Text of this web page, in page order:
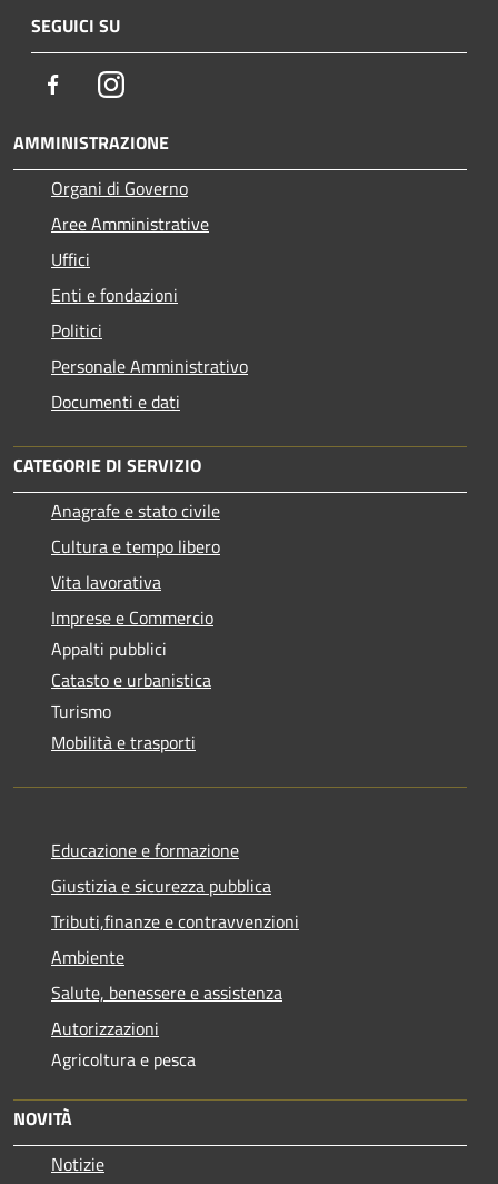
SEGUICI SU
FacebookInstagram
AMMINISTRAZIONE
Organi di Governo
Aree Amministrative
Uffici
Enti e fondazioni
Politici
Personale Amministrativo
Documenti e dati
CATEGORIE DI SERVIZIO
Anagrafe e stato civile
Cultura e tempo libero
Vita lavorativa
Imprese e Commercio
Appalti pubblici
Catasto e urbanistica
Turismo
Mobilità e trasporti
Educazione e formazione
Giustizia e sicurezza pubblica
Tributi,finanze e contravvenzioni
Ambiente
Salute, benessere e assistenza
Autorizzazioni
Agricoltura e pesca
NOVITÀ
Notizie